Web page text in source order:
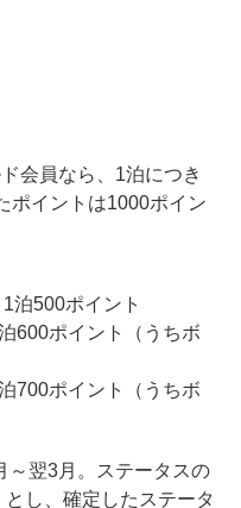
会員なら、1泊につき
ポイントは1000ポイン
1泊500ポイント
600ポイント（うちボ
700ポイント（うちボ
翌3月。ステータスの
し、確定したステータ